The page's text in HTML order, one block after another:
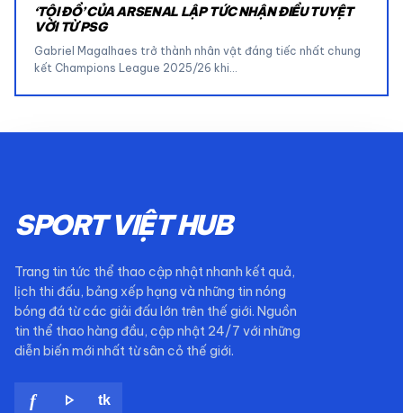
‘TỘI ĐỒ’ CỦA ARSENAL LẬP TỨC NHẬN ĐIỀU TUYỆT
VỜI TỪ PSG
Gabriel Magalhaes trở thành nhân vật đáng tiếc nhất chung
kết Champions League 2025/26 khi…
SPORT VIỆT HUB
Trang tin tức thể thao cập nhật nhanh kết quả,
lịch thi đấu, bảng xếp hạng và những tin nóng
bóng đá từ các giải đấu lớn trên thế giới. Nguồn
tin thể thao hàng đầu, cập nhật 24/7 với những
diễn biến mới nhất từ sân cỏ thế giới.
f play_arrow tk